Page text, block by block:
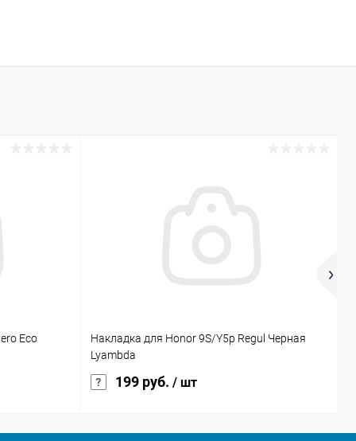
Eco
Накладка для Honor 9S/Y5p Regul Черная
Lyambda
199 руб. / шт